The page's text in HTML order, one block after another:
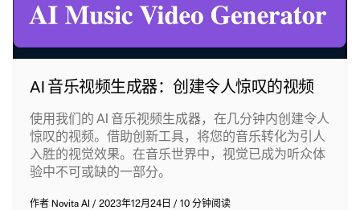
AI 音乐视频生成器：创建令人惊叹的视频
使用我们的 AI 音乐视频生成器，在几分钟内创建令人
惊叹的视频。借助创新工具，将您的音乐转化为引人
入胜的视觉效果。在音乐世界中，视觉已成为听众体
验中不可或缺的一部分。
作者 Novita AI /2023年12月24日/10 分钟阅读